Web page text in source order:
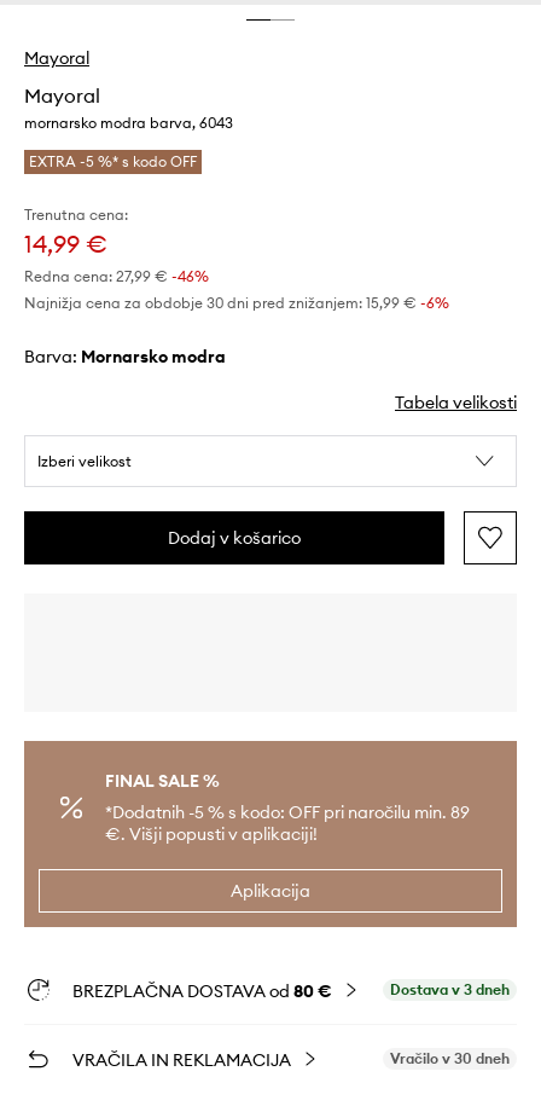
Mayoral
Mayoral
mornarsko modra barva, 6043
EXTRA -5 %* s kodo OFF
Trenutna cena:
14,99 €
Redna cena: 27,99 € -46%
Najnižja cena za obdobje 30 dni pred znižanjem: 15,99 € -6%
Barva: mornarsko modra
Tabela velikosti
Izberi velikost
Dodaj v košarico
FINAL SALE %
*Dodatnih -5 % s kodo: OFF pri naročilu min. 89
€. Višji popusti v aplikaciji!
Aplikacija
BREZPLAČNA DOSTAVA od 80 € Dostava v 3 dneh
VRAČILA IN REKLAMACIJA Vračilo v 30 dneh